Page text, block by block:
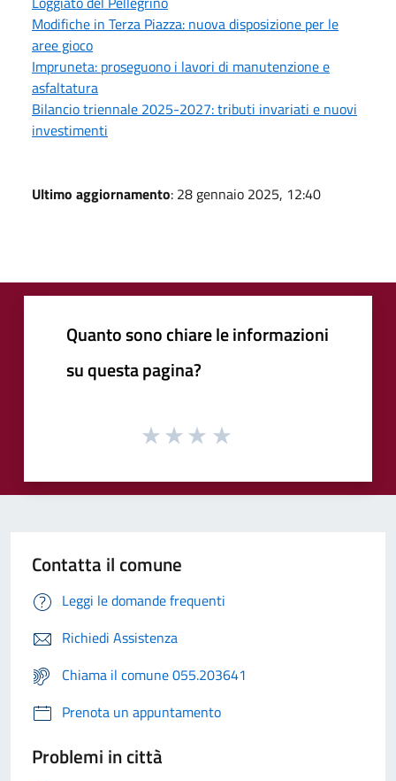
Modifiche in Terza Piazza: nuova disposizione per le
aree gioco
Impruneta: proseguono i lavori di manutenzione e
asfaltatura
Bilancio triennale 2025-2027: tributi invariati e nuovi
investimenti
Ultimo aggiornamento: 28 gennaio 2025, 12:40
Quanto sono chiare le informazioni
su questa pagina?
Contatta il comune
Leggi le domande frequenti
Richiedi Assistenza
Chiama il comune 055.203641
Prenota un appuntamento
Problemi in città